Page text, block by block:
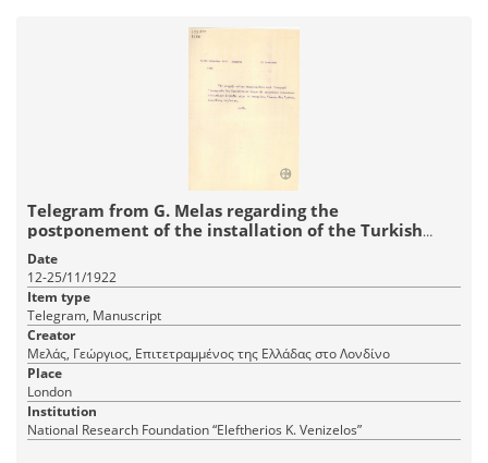
Telegram from G. Melas regarding the
postponement of the installation of the Turkish
command in the Kallipolis peninsula.
Date
12-25/11/1922
Item type
Telegram, Manuscript
Creator
Μελάς, Γεώργιος, Επιτετραμμένος της Ελλάδας στο Λονδίνο
Place
London
Institution
National Research Foundation “Eleftherios K. Venizelos”